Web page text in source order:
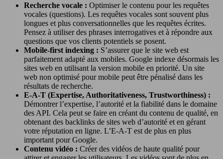
Recherche vocale : Optimiser le contenu pour les requêtes
vocales (questions). Les requêtes vocales sont souvent plus
longues et plus conversationnelles que les requêtes écrites.
Pensez à utiliser des phrases interrogatives et à répondre aux
questions que vos clients potentiels se posent.
Mobile-first indexing : S’assurer que le site web est
parfaitement adapté aux mobiles. Google indexe désormais les
sites web en utilisant la version mobile en priorité. Un site
web non optimisé pour mobile peut être pénalisé dans les
résultats de recherche.
E-A-T (Expertise, Authoritativeness, Trustworthiness) :
Démontrer l’expertise, l’autorité et la fiabilité dans le domaine
des API. Cela peut se faire en créant du contenu de qualité, en
obtenant des backlinks de sites web d’autorité et en gérant
votre réputation en ligne. L’E-A-T est de plus en plus
important pour Google.
Contenu vidéo : Créer des vidéos de haute qualité pour